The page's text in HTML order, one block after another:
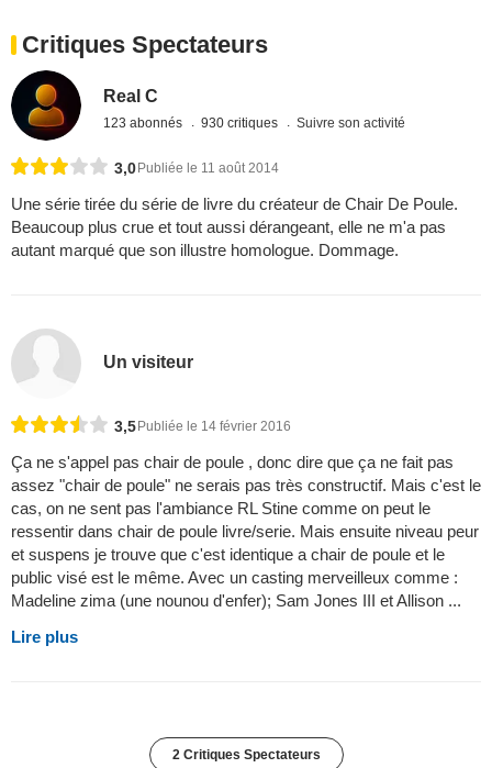
Critiques Spectateurs
Real C
123 abonnés 930 critiques Suivre son activité
3,0 Publiée le 11 août 2014
Une série tirée du série de livre du créateur de Chair De Poule.
Beaucoup plus crue et tout aussi dérangeant, elle ne m'a pas
autant marqué que son illustre homologue. Dommage.
Un visiteur
3,5 Publiée le 14 février 2016
Ça ne s'appel pas chair de poule , donc dire que ça ne fait pas
assez "chair de poule" ne serais pas très constructif. Mais c'est le
cas, on ne sent pas l'ambiance RL Stine comme on peut le
ressentir dans chair de poule livre/serie. Mais ensuite niveau peur
et suspens je trouve que c'est identique a chair de poule et le
public visé est le même. Avec un casting merveilleux comme :
Madeline zima (une nounou d'enfer); Sam Jones III et Allison ...
Lire plus
2 Critiques Spectateurs